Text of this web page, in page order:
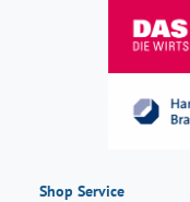
Shop Service